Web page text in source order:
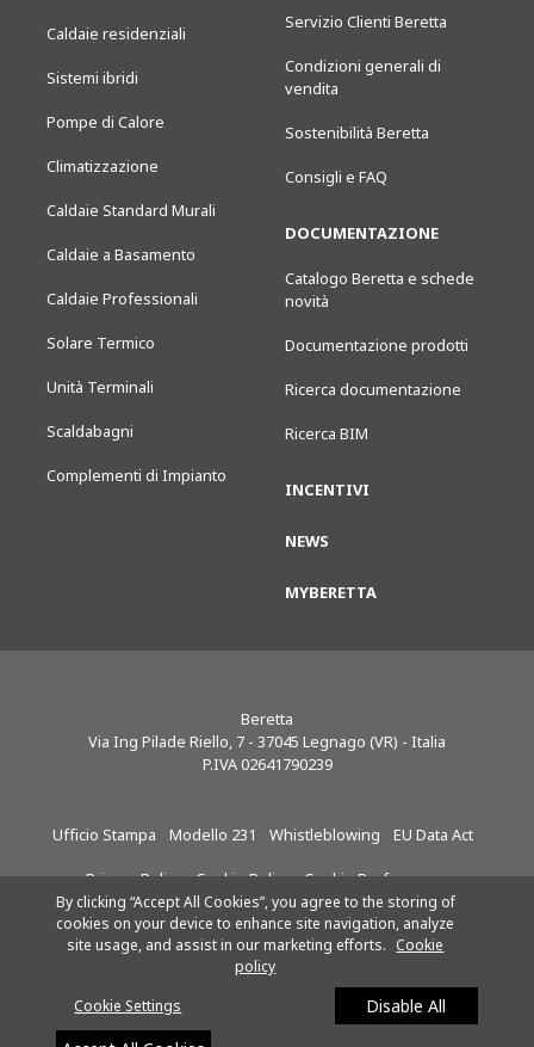
Caldaie residenziali
Sistemi ibridi
Pompe di Calore
Climatizzazione
Caldaie Standard Murali
Caldaie a Basamento
Caldaie Professionali
Solare Termico
Unità Terminali
Scaldabagni
Complementi di Impianto
Servizio Clienti Beretta
Condizioni generali di
vendita
Sostenibilità Beretta
Consigli e FAQ
DOCUMENTAZIONE
Catalogo Beretta e schede
novità
Documentazione prodotti
Ricerca documentazione
Ricerca BIM
INCENTIVI
NEWS
MYBERETTA
Beretta
Via Ing Pilade Riello, 7 - 37045 Legnago (VR) - Italia
P.IVA 02641790239
Ufficio Stampa Modello 231 Whistleblowing EU Data Act
Privacy Policy Cookie Policy Cookie Preferences
DIREZIONE E AL
COORDINAMENTO DI
ARISTON HOLDING NV
Seguici su:
By clicking “Accept All Cookies”, you agree to the storing of
cookies on your device to enhance site navigation, analyze
site usage, and assist in our marketing efforts. Cookie
policy
Cookie Settings
Disable All